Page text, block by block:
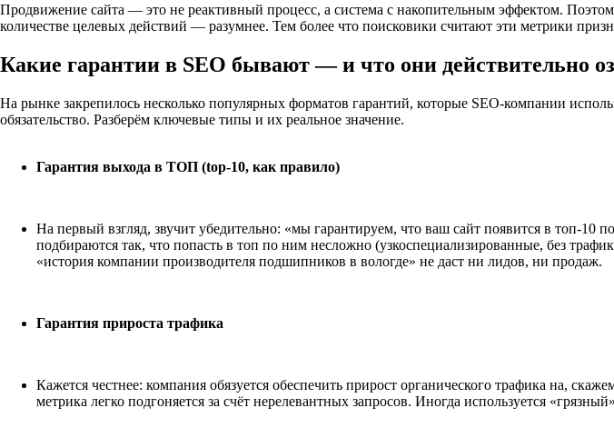
Продвижение сайта — это не реактивный процесс, а система с накопительным эффектом.
количестве целевых действий — разумнее. Тем более что поисковики считают эти метрики
Какие гарантии в SEO бывают — и что они действительно
На рынке закрепилось несколько популярных форматов гарантий, которые SEO-компании
обязательство. Разберём ключевые типы и их реальное значение.
Гарантия выхода в ТОП (top-10, как правило)
На первый взгляд, звучит убедительно: «мы гарантируем, что ваш сайт появится в топ-
подбираются так, что попасть в топ по ним несложно (узкоспециализированные, без
«история компании производителя подшипников в вологде» не даст ни лидов, ни продаж.
Гарантия прироста трафика
Кажется честнее: компания обязуется обеспечить прирост органического трафика на,
метрика легко подгоняется за счёт нерелевантных запросов. Иногда используется